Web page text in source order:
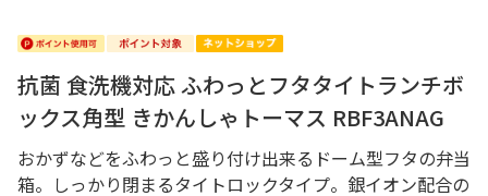
抗菌 食洗機対応 ふわっとフタタイトランチボ
ックス角型 きかんしゃトーマス RBF3ANAG
おかずなどをふわっと盛り付け出来るドーム型フタの弁当
箱。しっかり閉まるタイトロックタイプ。銀イオン配合の